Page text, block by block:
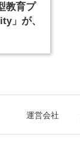
教育プ
」が、
運営会社